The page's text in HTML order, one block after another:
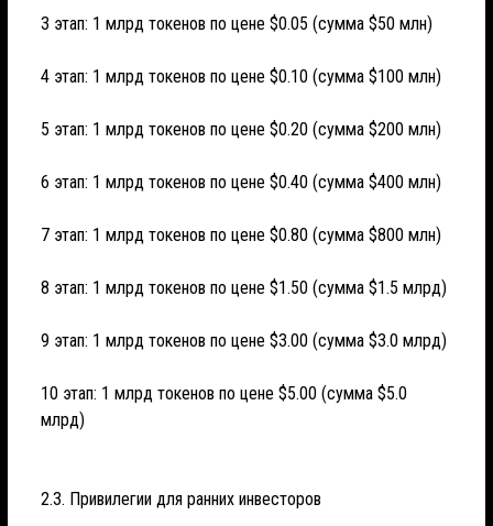
3 этап: 1 млрд токенов по цене $0.05 (сумма $50 млн)
4 этап: 1 млрд токенов по цене $0.10 (сумма $100 млн)
5 этап: 1 млрд токенов по цене $0.20 (сумма $200 млн)
6 этап: 1 млрд токенов по цене $0.40 (сумма $400 млн)
7 этап: 1 млрд токенов по цене $0.80 (сумма $800 млн)
8 этап: 1 млрд токенов по цене $1.50 (сумма $1.5 млрд)
9 этап: 1 млрд токенов по цене $3.00 (сумма $3.0 млрд)
10 этап: 1 млрд токенов по цене $5.00 (сумма $5.0
млрд)
2.3. Привилегии для ранних инвесторов